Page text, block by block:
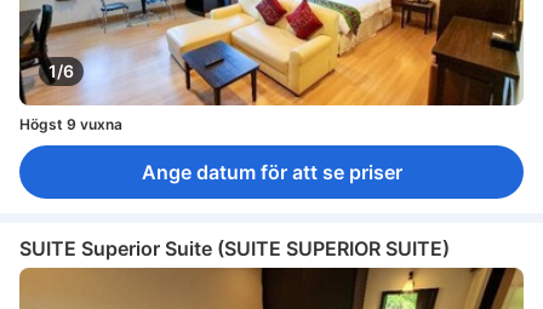
1/6
Högst 9 vuxna
Ange datum för att se priser
SUITE Superior Suite (SUITE SUPERIOR SUITE)